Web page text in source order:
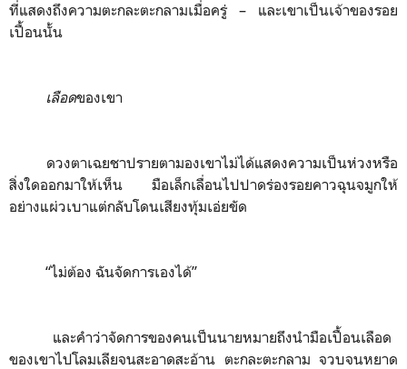
ที่แสดงถึงความตะกละตะกลามเมื่อครู่ – และเขาเป็นเจ้าของรอย
เปื้อนนั้น
เลือดของเขา
ดวงตาเฉยชาปรายตามองเขาไม่ได้แสดงความเป็นห่วงหรือ
สิ่งใดออกมาให้เห็น มือเล็กเลื่อนไปปาดร่องรอยคาวฉุนจมูกให้
อย่างแผ่วเบาแต่กลับโดนเสียงทุ้มเอ่ยขัด
“ไม่ต้อง ฉันจัดการเองได้”
และคำว่าจัดการของคนเป็นนายหมายถึงนำมือเปื้อนเลือด
ของเขาไปโลมเลียจนสะอาดสะอ้าน ตะกละตะกลาม จวบจนหยาด